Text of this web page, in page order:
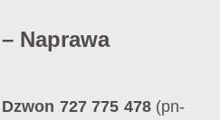
Naprawa
Dzwon 727 775 478(pn-